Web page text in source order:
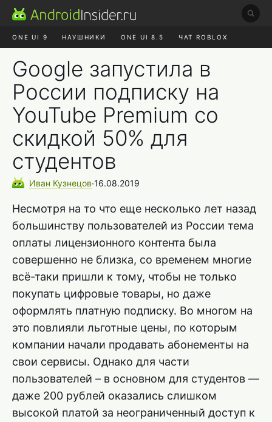
ONE UI 9 НАУШНИКИ ONE UI 8.5 ЧАТ ROBLOX
Google запустила в
России подписку на
YouTube Premium со
скидкой 50% для
студентов
Иван Кузнецов∙16.08.2019
Несмотря на то что еще несколько лет назад
большинству пользователей из России тема
оплаты лицензионного контента была
совершенно не близка, со временем многие
всё-таки пришли к тому, чтобы не только
покупать цифровые товары, но даже
оформлять платную подписку. Во многом на
это повлияли льготные цены, по которым
компании начали продавать абонементы на
свои сервисы. Однако для части
пользователей – в основном для студентов —
даже 200 рублей оказались слишком
высокой платой за неограниченный доступ к